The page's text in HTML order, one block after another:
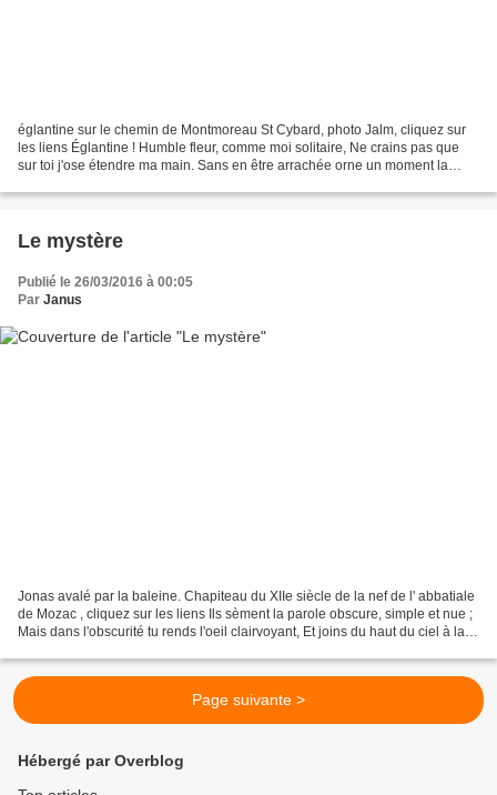
églantine sur le chemin de Montmoreau St Cybard, photo Jalm, cliquez sur
les liens Églantine ! Humble fleur, comme moi solitaire, Ne crains pas que
sur toi j'ose étendre ma main. Sans en être arrachée orne un moment la
Le mystère
Publié le 26/03/2016 à 00:05
Par Janus
Jonas avalé par la baleine. Chapiteau du XIIe siècle de la nef de l' abbatiale
de Mozac , cliquez sur les liens Ils sèment la parole obscure, simple et nue ;
Mais dans l'obscurité tu rends l'oeil clairvoyant, Et joins du haut du ciel à la
Page suivante >
Hébergé par Overblog